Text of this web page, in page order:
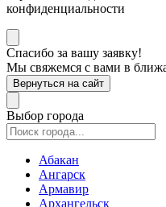
конфиденциальности
Спасибо за вашу заявку!
Мы свяжемся с вами в
Вернуться на сайт
Выбор города
Абакан
Ангарск
Армавир
Архангельск